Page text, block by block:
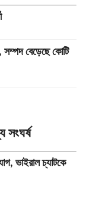
বেড়েছে কোটি
সংঘর্ষ
ভাইরাল চ্যাটকে